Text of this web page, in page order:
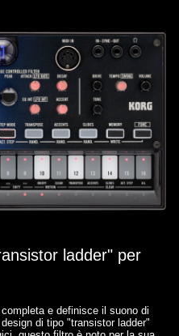
ladder" per
e definisce il suono di
di tipo "transistor ladder"